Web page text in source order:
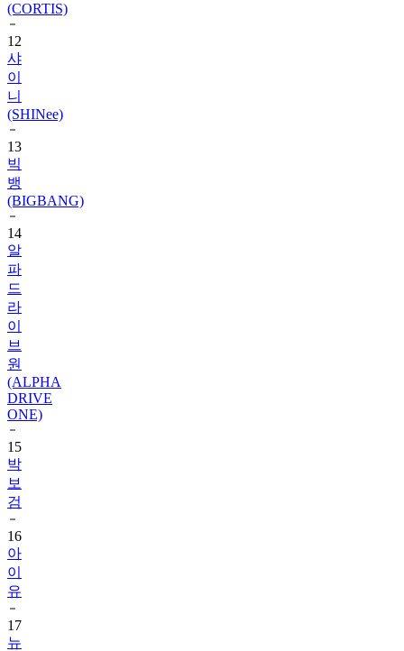
(CORTIS)
12
샤
이
니
(SHINee)
13
빅
뱅
(BIGBANG)
14
알
파
드
라
이
브
원
(ALPHA
DRIVE
ONE)
15
박
보
검
16
아
이
유
17
뉴